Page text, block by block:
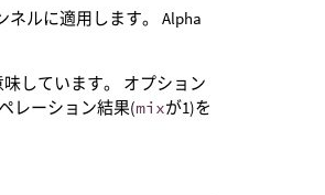
ネルに適用します。 Alpha
しています。 オプション
レーション結果(mixが1)を